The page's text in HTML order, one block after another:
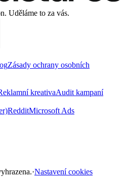
Uděláme to za vás.
Zásady ochrany osobních
kreativaAudit kampaní
RedditMicrosoft Ads
·Nastavení cookies